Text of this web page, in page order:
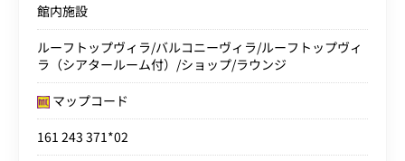
館内施設
ルーフトップヴィラ/バルコニーヴィラ/ルーフトップヴィ
ラ（シアタールーム付）/ショップ/ラウンジ
マップコード
161 243 371*02